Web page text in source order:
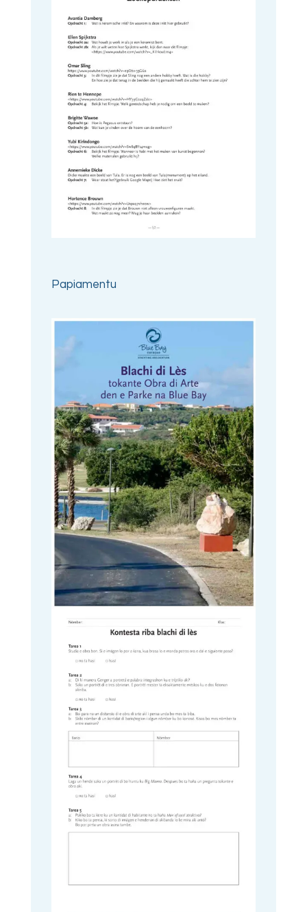
Papiamentu